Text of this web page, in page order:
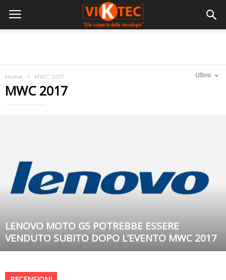
Home MWC 2017 Ultimi
MWC 2017
LENOVO MOTO G5 POTREBBE ESSERE
VENDUTO SUBITO DOPO L’EVENTO MWC 2017